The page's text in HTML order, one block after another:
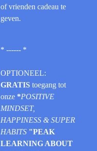
of vrienden cadeau te
geven.
* ------ *
OPTIONEEL:
GRATIS toegang tot
onze *POSITIVE
MINDSET,
HAPPINESS & SUPER
HABITS "PEAK
LEARNING ABOUT